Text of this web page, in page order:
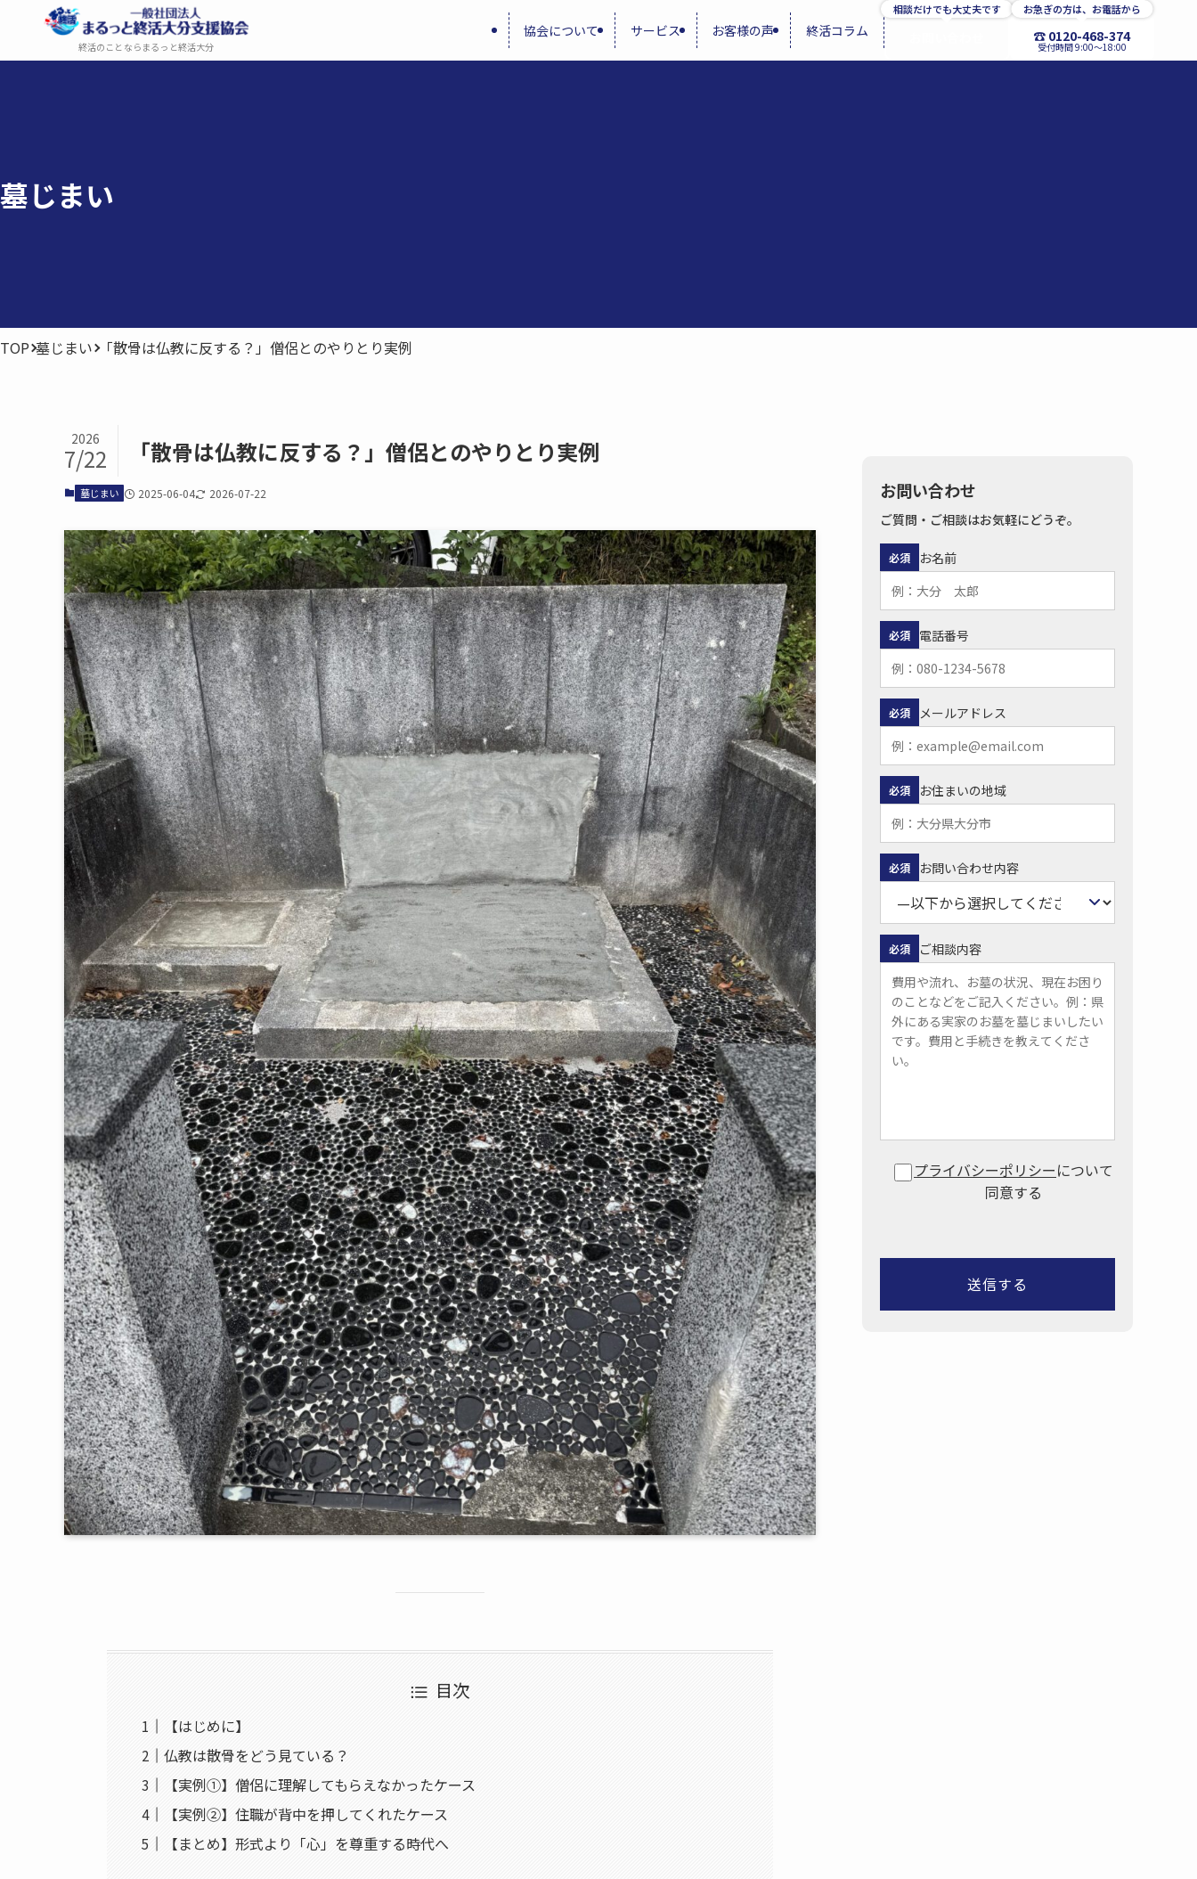
終活のことならまるっと終活大分
協会について サービス お客様の声 終活コラム
相談だけでも大丈夫です お急ぎの方は、お電話から
☎ 0120-468-374
受付時間 9:00〜18:00
墓じまい
TOP 墓じまい 「散骨は仏教に反する？」僧侶とのやりとり実例
「散骨は​仏教に​反する？」​僧侶との​やりとり実例
2026
7/22
墓じまい 2025-06-04 2026-07-22
目次
【はじめに】
仏教は散骨をどう見ている？
【実例①】僧侶に理解してもらえなかったケース
【実例②】住職が背中を押してくれたケース
【まとめ】形式より「心」を尊重する時代へ
お問い合わせ
ご質問・ご相談はお気軽にどうぞ。
お名前
必須
電話番号
必須
メールアドレス
必須
お住まいの地域
必須
お問い合わせ内容
必須
ご相談内容
必須
プライバシーポリシーについて
同意する